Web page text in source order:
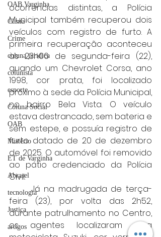
OAB Varginha
Clima
Crime
coluna juridica
colunista
esporte
Coluna Social
OAB
Mistério
ET de Varginha
Abrasel
tecnologia
Justiça
artigos
ocorrências distintas, a Polícia
Municipal também recuperou dois
veículos com registro de furto. A
primeira recuperação aconteceu
às 23h06 de segunda-feira (22),
quando um Chevrolet Corsa, ano
1998, cor prata, foi localizado
próximo à sede da Polícia Municipal,
no bairro Bela Vista. O veículo
estava destrancado, sem bateria e
sem estepe, e possuía registro de
furto datado de 20 de dezembro
de 2025. O automóvel foi removido
ao pátio credenciado da Polícia
Civil.
	Já na madrugada de terça-
feira (23), por volta das 2h52,
durante patrulhamento no Centro,
os agentes localizaram uma